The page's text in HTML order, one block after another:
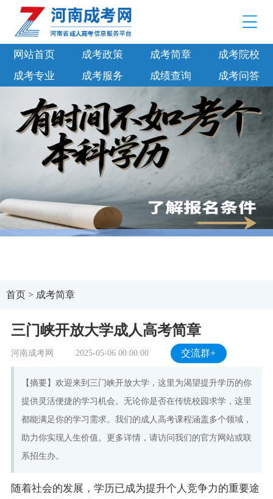
网站首页 成考政策 成考简章
成考院校
成考专业
成考服务 成绩查询 成考问答
首页> 成考简章
三门峡开放大学成人高考简章
河南成考网 2025-05-06 00:00:00 交流群+
【摘要】欢迎来到三门峡开放大学，这里为渴望提升学历的你
提供灵活便捷的学习机会。无论你是否在传统校园求学，这里
都能满足你的学习需求。我们的成人高考课程涵盖多个领域，
助力你实现人生价值。更多详情，请访问我们的官方网站或联
系招生办。
随着社会的发展，学历已成为提升个人竞争力的重要途